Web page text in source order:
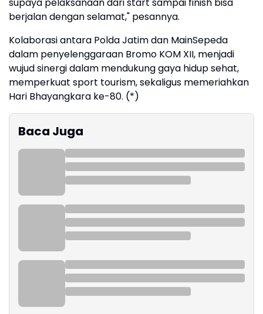
berjalan dengan selamat," pesannya.
Kolaborasi antara Polda Jatim dan MainSepeda
dalam penyelenggaraan Bromo KOM XII, menjadi
wujud sinergi dalam mendukung gaya hidup sehat,
memperkuat sport tourism, sekaligus memeriahkan
Hari Bhayangkara ke-80. (*)
Baca Juga